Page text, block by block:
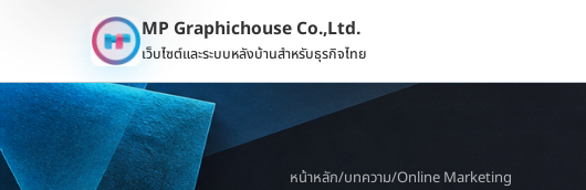
MP Graphichouse Co.,Ltd.
เว็บไซต์และระบบหลังบ้านสำหรับธุรกิจไทย
หน้าหลัก/บทความ/Online Marketing